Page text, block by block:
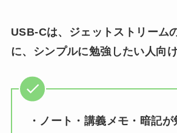
USB-Cは、ジェットストリーム
に、シンプルに勉強したい人向
・ノート・講義メモ・暗記